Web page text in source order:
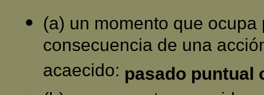
(a) un momento que
consecuencia de una
acaecido: pasado puntual